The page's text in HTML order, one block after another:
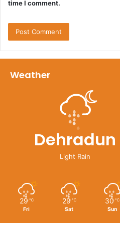
time I comment.
Weather
Dehradun
Light Rain
29 ℃
Fri
29 ℃
Sat
30 ℃
Sun